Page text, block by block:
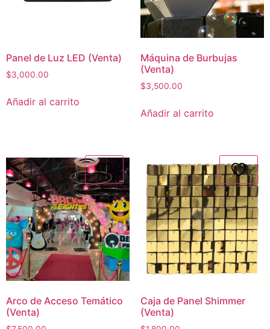
Panel de Luz LED (Venta)
$3,000.00
Añadir al carrito
Máquina de Burbujas
(Venta)
$3,500.00
Añadir al carrito
Arco de Acceso Temático
(Venta)
Caja de Panel Shimmer
(Venta)